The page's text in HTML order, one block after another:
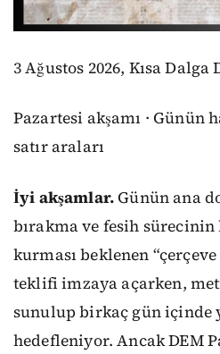
3 Ağustos 2026, Kısa Dalga
Pazartesi akşamı ·
satır araları
İyi akşamlar.Günün ana
bırakma ve fesih
kurması beklenen
teklifi imzaya açarken,
sunulup birkaç gün içinde
hedefleniyor. Ancak DEM